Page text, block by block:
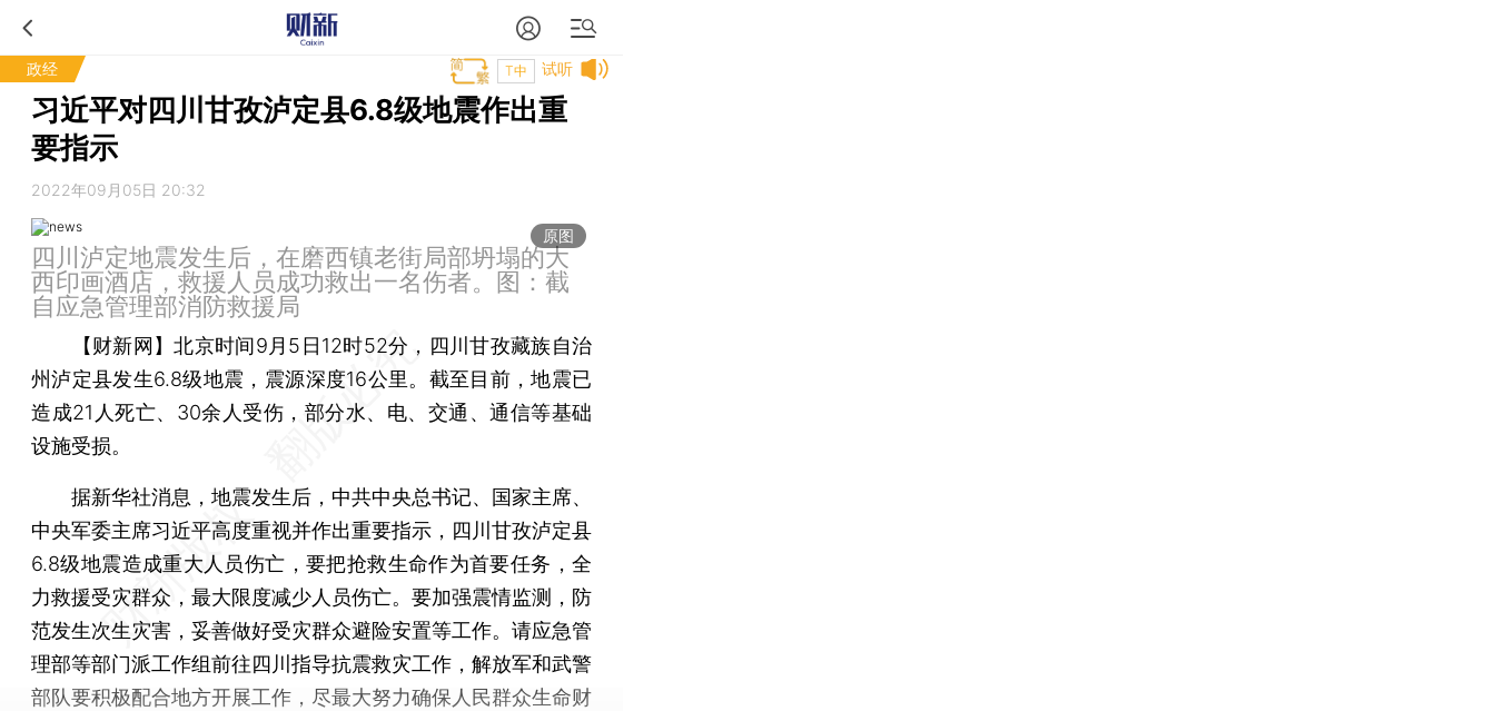
政经 试听
T中
习近平对四川甘孜泸定县6.8级地震作出重
要指示
2022年09月05日 20:32
原图
四川泸定地震发生后，在磨西镇老街局部坍塌的大
西印画酒店，救援人员成功救出一名伤者。图：截
自应急管理部消防救援局
【财新网】北京时间9月5日12时52分，四川甘孜藏族自治
州泸定县发生6.8级地震，震源深度16公里。截至目前，地震已
造成21人死亡、30余人受伤，部分水、电、交通、通信等基础
设施受损。
据新华社消息，地震发生后，中共中央总书记、国家主席、
中央军委主席习近平高度重视并作出重要指示，四川甘孜泸定县
6.8级地震造成重大人员伤亡，要把抢救生命作为首要任务，全
力救援受灾群众，最大限度减少人员伤亡。要加强震情监测，防
范发生次生灾害，妥善做好受灾群众避险安置等工作。请应急管
理部等部门派工作组前往四川指导抗震救灾工作，解放军和武警
部队要积极配合地方开展工作，尽最大努力确保人民群众生命财